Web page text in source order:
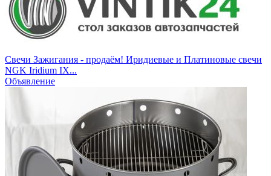
Свечи Зажигания - продаём! Иридиевые и Платиновые свечи
NGK Iridium IX...
Объявление